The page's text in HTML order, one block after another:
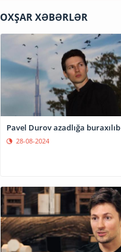
OXŞAR XƏBƏRLƏR
Pavel Durov azadlığa buraxılıb
28-08-2024